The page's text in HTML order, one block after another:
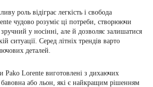
роль відіграє легкість і свобода
чудово розуміє ці потреби, створюючи
у носінні, але й дозволяє залишатися
ситуації. Серед літніх трендів варто
деталей.
Pako Lorente виготовлені з дихаючих
бавовна або льон, які є найкращим рішенням